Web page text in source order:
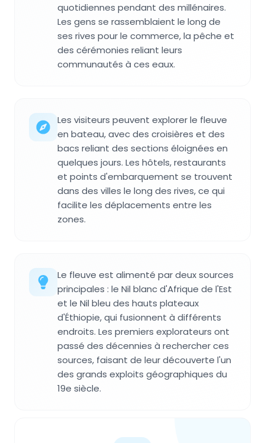
quotidiennes pendant des millénaires.
Les gens se rassemblaient le long de
ses rives pour le commerce, la pêche et
des cérémonies reliant leurs
communautés à ces eaux.
Les visiteurs peuvent explorer le fleuve
en bateau, avec des croisières et des
bacs reliant des sections éloignées en
quelques jours. Les hôtels, restaurants
et points d'embarquement se trouvent
dans des villes le long des rives, ce qui
facilite les déplacements entre les
zones.
Le fleuve est alimenté par deux sources
principales : le Nil blanc d'Afrique de l'Est
et le Nil bleu des hauts plateaux
d'Éthiopie, qui fusionnent à différents
endroits. Les premiers explorateurs ont
passé des décennies à rechercher ces
sources, faisant de leur découverte l'un
des grands exploits géographiques du
19e siècle.